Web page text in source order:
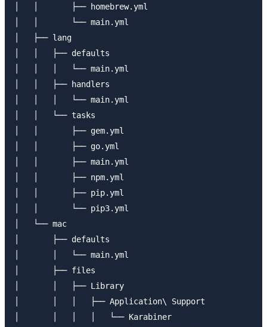
│   │       ├── homebrew.yml
│   │       └── main.yml
│   ├── lang
│   │   ├── defaults
│   │   │   └── main.yml
│   │   ├── handlers
│   │   │   └── main.yml
│   │   └── tasks
│   │       ├── gem.yml
│   │       ├── go.yml
│   │       ├── main.yml
│   │       ├── npm.yml
│   │       ├── pip.yml
│   │       └── pip3.yml
│   └── mac
│       ├── defaults
│       │   └── main.yml
│       ├── files
│       │   ├── Library
│       │   │   ├── Application\ Support
│       │   │   │   └── Karabiner